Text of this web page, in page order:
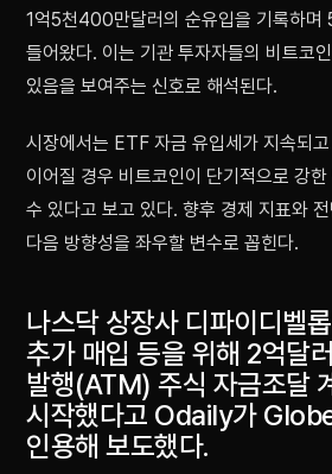
1억5천400만달러의 순유입을 기록하며
들어왔다. 이는 기관 투자자들의 비트코
있음을 보여주는 신호로 해석된다.
시장에서는 ETF 자금 유입세가 지속되고
이어질 경우 비트코인이 단기적으로 강
수 있다고 보고 있다. 향후 경제 지표와
다음 방향성을 좌우할 변수로 꼽힌다.
나스닥 상장사 디파이디벨
추가 매입 등을 위해 2억달
발행(ATM) 주식 자금조달
시작했다고 Odaily가
인용해 보도했다.